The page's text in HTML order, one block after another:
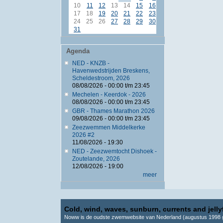
10
11 12 13 14 15
16
17
18 19 20 21 22
23
24
25 26 27 28 29
30
31
Agenda
NED - KNZB -
Havenwedstrijden Breskens,
Scheldestroom, 2026
08/08/2026 - 00:00t/m 23:45
Mechelen - Keerdok - 2026
08/08/2026 - 00:00t/m 23:45
GBR - Thames Marathon 2026
09/08/2026 - 00:00t/m 23:45
Zeezwemmen Middelkerke
2026 #2
11/08/2026 - 19:30
NED - Zeezwemtocht Dishoek -
Zoutelande, 2026
12/08/2026 - 19:00
meer
Cold, wind, waves, sunburn, currents and
Noww is de oudste zwemwebsite van Nederland (augustus 1998